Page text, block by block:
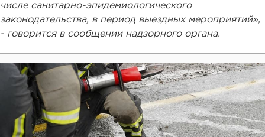
числе санитарно-эпидемиологического
законодательства, в период выездных мероприятий»,
- говорится в сообщении надзорного органа.